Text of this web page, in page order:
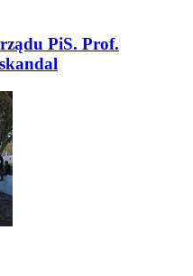
PiS. Prof.